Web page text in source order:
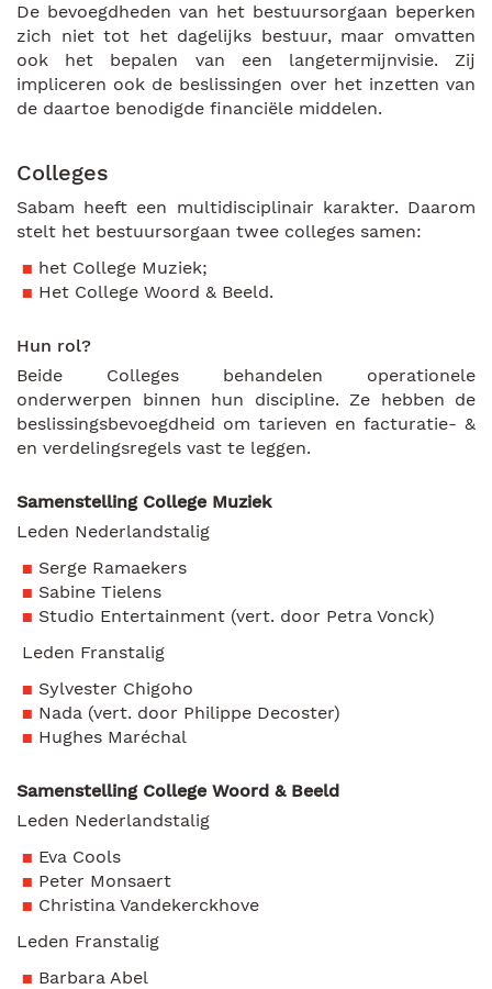
De bevoegdheden van het bestuursorgaan beperken
zich niet tot het dagelijks bestuur, maar omvatten
ook het bepalen van een langetermijnvisie. Zij
impliceren ook de beslissingen over het inzetten van
de daartoe benodigde financiële middelen.
Colleges
Sabam heeft een multidisciplinair karakter. Daarom
stelt het bestuursorgaan twee colleges samen:
het College Muziek;
Het College Woord & Beeld.
Hun rol?
Beide Colleges behandelen operationele
onderwerpen binnen hun discipline. Ze hebben de
beslissingsbevoegdheid om tarieven en facturatie- &
en verdelingsregels vast te leggen.
Samenstelling College Muziek
Leden Nederlandstalig
Serge Ramaekers
Sabine Tielens
Studio Entertainment (vert. door Petra Vonck)
Leden Franstalig
Sylvester Chigoho
Nada (vert. door Philippe Decoster)
Hughes Maréchal
Samenstelling College Woord & Beeld
Leden Nederlandstalig
Eva Cools
Peter Monsaert
Christina Vandekerckhove
Leden Franstalig
Barbara Abel